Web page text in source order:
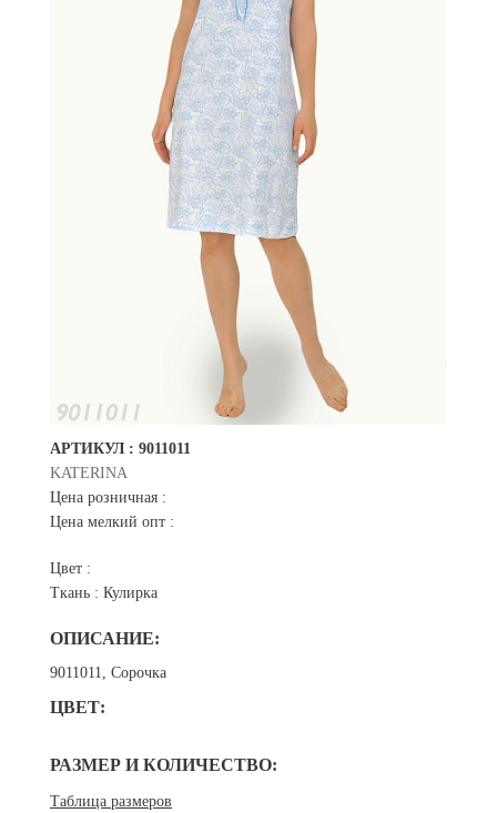
АРТИКУЛ : 9011011
KATERINA
Цена розничная :
Цена мелкий опт :
Цвет :
Ткань : Кулирка
ОПИСАНИЕ:
9011011, Сорочка
ЦВЕТ:
РАЗМЕР И КОЛИЧЕСТВО:
Таблица размеров